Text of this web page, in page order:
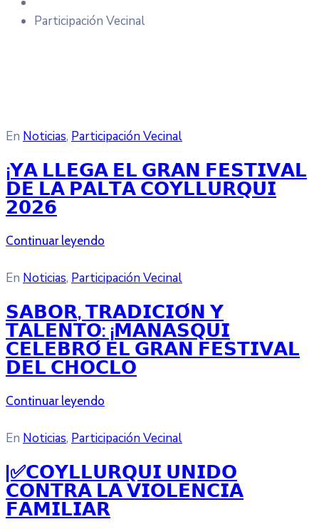
Participación Vecinal
En Noticias‚ Participación Vecinal
¡𝗬𝗔 𝗟𝗟𝗘𝗚𝗔 𝗘𝗟 𝗚𝗥𝗔𝗡 𝗙𝗘𝗦𝗧𝗜𝗩𝗔𝗟
𝗗𝗘 𝗟𝗔 𝗣𝗔𝗟𝗧𝗔 𝗖𝗢𝗬𝗟𝗟𝗨𝗥𝗤𝗨𝗜
𝟮𝟬𝟮𝟲
Continuar leyendo
En Noticias‚ Participación Vecinal
𝗦𝗔𝗕𝗢𝗥, 𝗧𝗥𝗔𝗗𝗜𝗖𝗜𝗢́𝗡 𝗬
𝗧𝗔𝗟𝗘𝗡𝗧𝗢: ¡𝗠𝗔𝗡𝗔𝗦𝗤𝗨𝗜
𝗖𝗘𝗟𝗘𝗕𝗥𝗢́ 𝗘𝗟 𝗚𝗥𝗔𝗡 𝗙𝗘𝗦𝗧𝗜𝗩𝗔𝗟
𝗗𝗘𝗟 𝗖𝗛𝗢𝗖𝗟𝗢
Continuar leyendo
En Noticias‚ Participación Vecinal
|✅𝗖𝗢𝗬𝗟𝗟𝗨𝗥𝗤𝗨𝗜 𝗨𝗡𝗜𝗗𝗢
𝗖𝗢𝗡𝗧𝗥𝗔 𝗟𝗔 𝗩𝗜𝗢𝗟𝗘𝗡𝗖𝗜𝗔
𝗙𝗔𝗠𝗜𝗟𝗜𝗔𝗥